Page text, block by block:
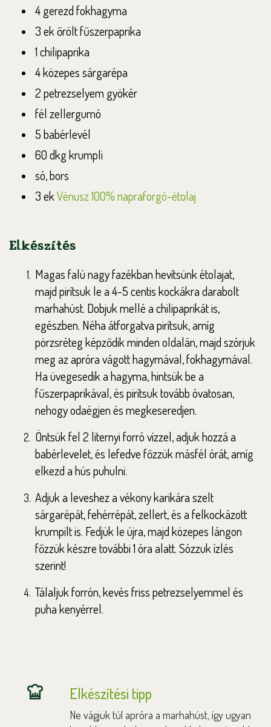
4 gerezd fokhagyma
3 ek őrölt fűszerpaprika
1 chilipaprika
4 közepes sárgarépa
2 petrezselyem gyökér
fél zellergumó
5 babérlevél
60 dkg krumpli
só, bors
3 ekVénusz 100% napraforgó-étolaj
Elkészítés
Magas falú nagy fazékban hevítsünk étolajat,
majd pirítsuk le a 4-5 centis kockákra darabolt
marhahúst. Dobjuk mellé a chilipaprikát is,
egészben. Néha átforgatva pirítsuk, amíg
pörzsréteg képződik minden oldalán, majd szórjuk
meg az apróra vágott hagymával, fokhagymával.
Ha üvegesedik a hagyma, hintsük be a
fűszerpaprikával, és pirítsuk tovább óvatosan,
nehogy odaégjen és megkeseredjen.
Öntsük fel 2 liternyi forró vízzel, adjuk hozzá a
babérlevelet, és lefedve főzzük másfél órát, amíg
elkezd a hús puhulni.
Adjuk a leveshez a vékony karikára szelt
sárgarépát, fehérrépát, zellert, és a felkockázott
krumpilt is. Fedjük le újra, majd közepes lángon
főzzük készre további 1 óra alatt. Sózzuk ízlés
szerint!
Tálaljuk forrón, kevés friss petrezselyemmel és
puha kenyérrel.
Elkészítési tipp
Ne vágjuk túl apróra a marhahúst, így ugyan